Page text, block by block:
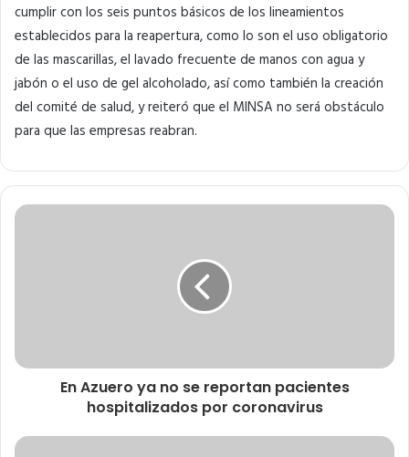
cumplir con los seis puntos básicos de los lineamientos
establecidos para la reapertura, como lo son el uso obligatorio
de las mascarillas, el lavado frecuente de manos con agua y
jabón o el uso de gel alcoholado, así como también la creación
del comité de salud, y reiteró que el MINSA no será obstáculo
para que las empresas reabran.
En Azuero ya no se reportan pacientes
hospitalizados por coronavirus